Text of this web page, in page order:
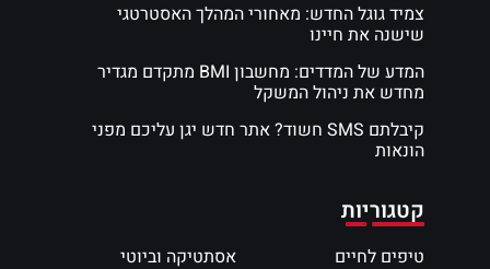
צמיד גוגל החדש: מאחורי המהלך האסטרטגי
שישנה את חיינו
המדע של המדדים: מחשבון BMI מתקדם מגדיר
מחדש את ניהול המשקל
קיבלתם SMS חשוד? אתר חדש יגן עליכם מפני
הונאות
קטגוריות
טיפים לחיים אסתטיקה וביוטי